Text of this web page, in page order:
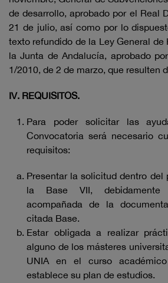
de desarrollo, aprobado por el Real
21 de julio, así como por lo
texto refundido de la Ley General de
la Junta de Andalucía, aprobado
1/2010, de 2 de marzo, que resulten
IV. REQUISITOS.
Para poder solicitar las
Convocatoria será necesario
requisitos:
Presentar la solicitud dentro del
la Base VII, debidamente
acompañada de la
citada Base.
Estar obligada a realizar
alguno de los másteres
UNIA en el curso
establece su plan de estudios.